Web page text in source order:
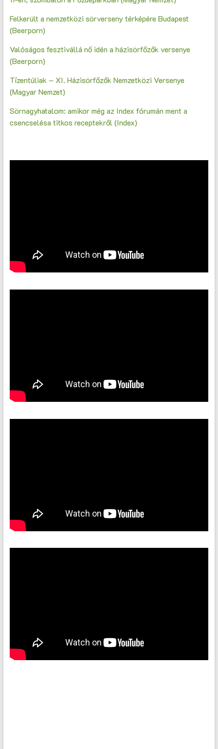
Felkerült a nemzetközi sörverseny térképére Budapest
(Beerporn)
Valóságos fesztivállá nő idén a házisörfőzők versenye
(Beerporn)
Tízentúliak – XI. Házisörfőzők Nemzetközi Versenye
(Magyar Nemzet)
Sörnagyhatalom: amikor még az Index fórumán ment a
csencselésa titkos receptekről (Index)